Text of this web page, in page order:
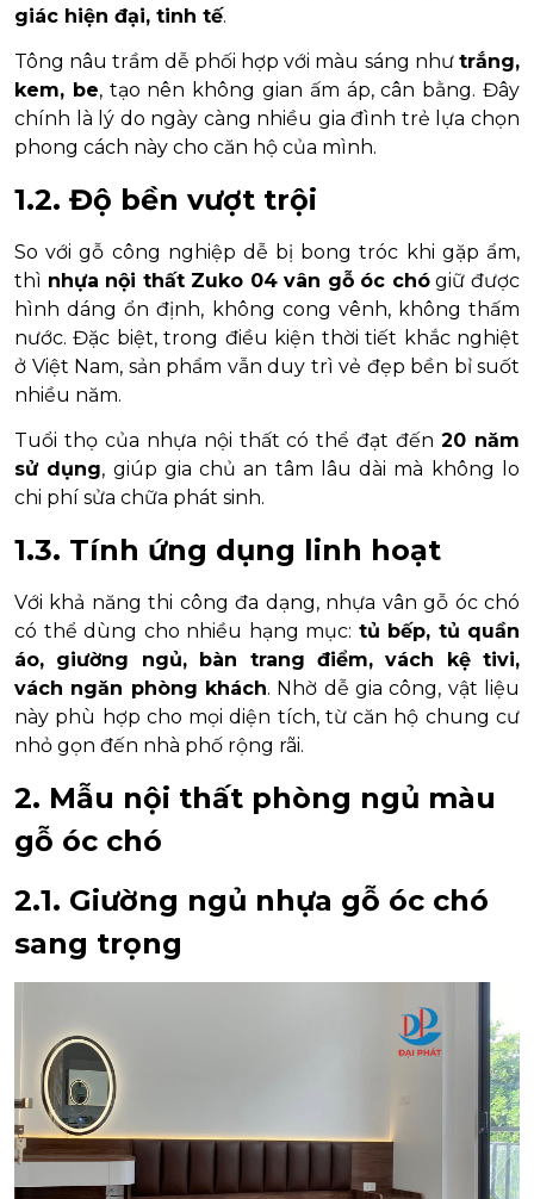
giác hiện đại, tinh tế.
Tông nâu trầm dễ phối hợp với màu sáng như trắng,
kem, be, tạo nên không gian ấm áp, cân bằng. Đây
chính là lý do ngày càng nhiều gia đình trẻ lựa chọn
phong cách này cho căn hộ của mình.
1.2. Độ bền vượt trội
So với gỗ công nghiệp dễ bị bong tróc khi gặp ẩm,
thì nhựa nội thất Zuko 04 vân gỗ óc chógiữ được
hình dáng ổn định, không cong vênh, không thấm
nước. Đặc biệt, trong điều kiện thời tiết khắc nghiệt
ở Việt Nam, sản phẩm vẫn duy trì vẻ đẹp bền bỉ suốt
nhiều năm.
Tuổi thọ của nhựa nội thất có thể đạt đến20 năm
sử dụng, giúp gia chủ an tâm lâu dài mà không lo
chi phí sửa chữa phát sinh.
1.3. Tính ứng dụng linh hoạt
Với khả năng thi công đa dạng, nhựa vân gỗ óc chó
có thể dùng cho nhiều hạng mục: tủ bếp, tủ quần
áo, giường ngủ, bàn trang điểm, vách kệ tivi,
vách ngăn phòng khách. Nhờ dễ gia công, vật liệu
này phù hợp cho mọi diện tích, từ căn hộ chung cư
nhỏ gọn đến nhà phố rộng rãi.
2. Mẫu nội thất phòng ngủ màu
gỗ óc chó
2.1. Giường ngủ nhựa gỗ óc chó
sang trọng